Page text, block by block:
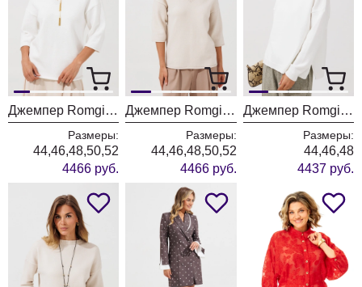
Джемпер Romgil РВ0464-ВИ5 молочный
Размеры:
44,46,48,50,52
4466 руб.
Джемпер Romgil РВ0464-ВИ5 ванильный
Размеры:
44,46,48,50,52
4466 руб.
Джемпер Romgil РВ0435-ВИ5 молочный
Размеры:
44,46,48
4437 руб.